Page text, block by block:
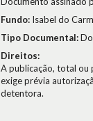
Fundo: Isabel do
Tipo Documental:
Direitos:
A publicação, total ou
exige prévia
detentora.